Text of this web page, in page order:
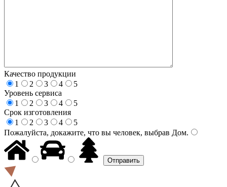
Качество продукции
1
2 3 4
5
Уровень сервиса
1
2 3 4
5
Срок изготовления
1
2 3 4
5
Пожалуйста, докажите, что вы человек, выбрав Дом.